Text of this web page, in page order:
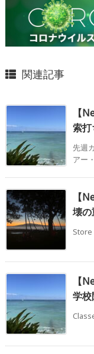
関連記事
【
索打
先週
アー
【
壊
【
学